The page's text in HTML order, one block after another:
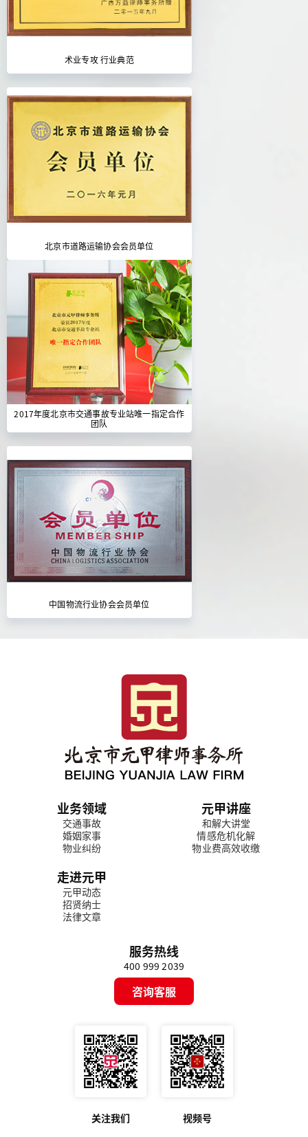
术业专攻 行业典范
北京市道路运输协会会员单位
2017年度北京市交通事故专业站唯一指定合作
团队
中国物流行业协会会员单位
业务领域
交通事故
婚姻家事
物业纠纷
元甲讲座
和解大讲堂
情感危机化解
物业费高效收缴
走进元甲
元甲动态
招贤纳士
法律文章
服务热线
400 999 2039
咨询客服
关注我们 视频号